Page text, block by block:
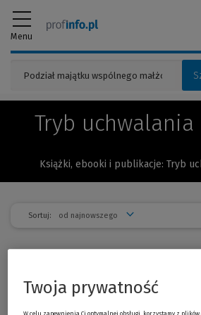
Menu
Tryb
Książki, ebooki i publikacje: Tryb
Sortuj:
polityce
Jakub H. Szlachetko, Jakub Szlachetko
Twoja prywatność